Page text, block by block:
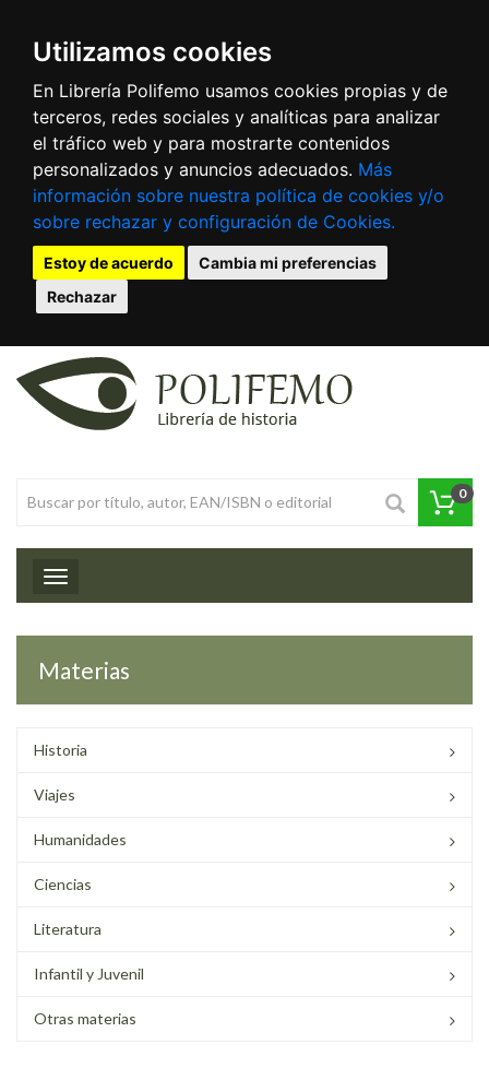
Utilizamos cookies
En Librería Polifemo usamos cookies propias y de
terceros, redes sociales y analíticas para analizar
el tráfico web y para mostrarte contenidos
personalizados y anuncios adecuados. Más
información sobre nuestra política de cookies y/o
sobre rechazar y configuración de Cookies.
Estoy de acuerdo
Cambia mi preferencias
Rechazar
0
Toggle navigation
Materias
Historia
Viajes
Humanidades
Ciencias
Literatura
Infantil y Juvenil
Otras materias